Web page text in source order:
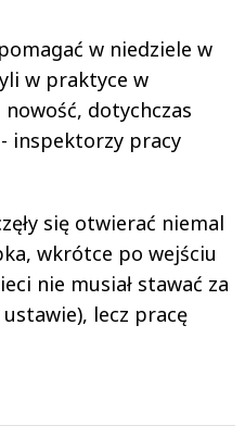
w niedziele w
w praktyce w
dotychczas
inspektorzy pracy
się otwierać niemal
wkrótce po wejściu
nie musiał stawać za
lecz pracę